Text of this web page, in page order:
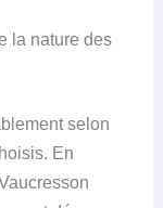
la nature des
selon
En